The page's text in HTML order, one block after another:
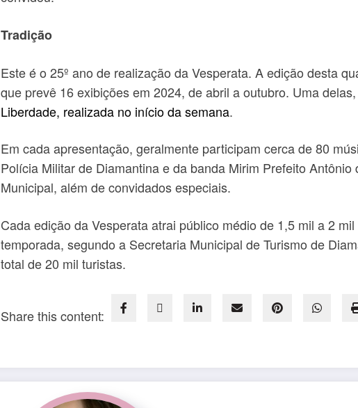
Tradição
Este é o 25º ano de realização da Vesperata. A edição desta
que prevê 16 exibições em 2024, de abril a outubro. Uma
Liberdade, realizada no início da semana.
Em cada apresentação, geralmente participam cerca de 80
Polícia Militar de Diamantina e da banda Mirim Prefeito
Municipal, além de convidados especiais.
Cada edição da Vesperata atrai público médio de 1,5 mil a 2
temporada, segundo a Secretaria Municipal de Turismo de
total de 20 mil turistas.
Share this content: